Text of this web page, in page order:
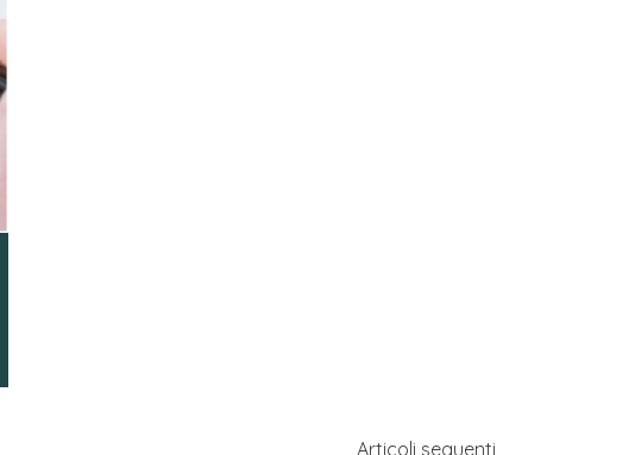
Articoli seguenti